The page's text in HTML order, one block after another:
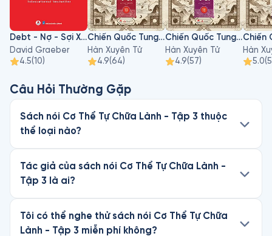
Debt - Nợ - Sợi Xích Vô Hình 5000 Năm
David Graeber
4.5(10)
Chiến Quốc Tung Hoành - Thế Cục Quỷ Cốc Tử - Tập 13
Hàn Xuyên Tử
4.9(64)
Chiến Quốc Tung Hoành - Thế Cục Quỷ Cốc Tử - Tập 12
Hàn Xuyên Tử
4.9(57)
Hàn
5.0(
Câu Hỏi Thường Gặp
Sách nói Cơ Thể Tự Chữa Lành - Tập 3 thuộc
thể loại nào?
Tác giả của sách nói Cơ Thể Tự Chữa Lành -
Tập 3 là ai?
Tôi có thể nghe thử sách nói Cơ Thể Tự Chữa
Lành - Tập 3 miễn phí không?